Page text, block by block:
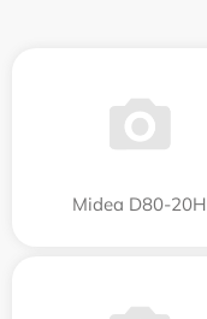
Midea D80-20Н